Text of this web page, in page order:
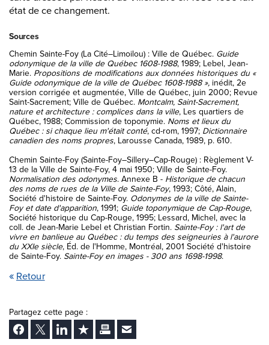
Retour
Partagez cette page :
Facebook
Twitter LinkedInAjouter aux favoris
ImprimerEnvoyer Ã un ami